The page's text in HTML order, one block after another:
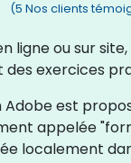
(5 Nos clients
ligne ou sur
exercices
Adobe est
appelée
localement